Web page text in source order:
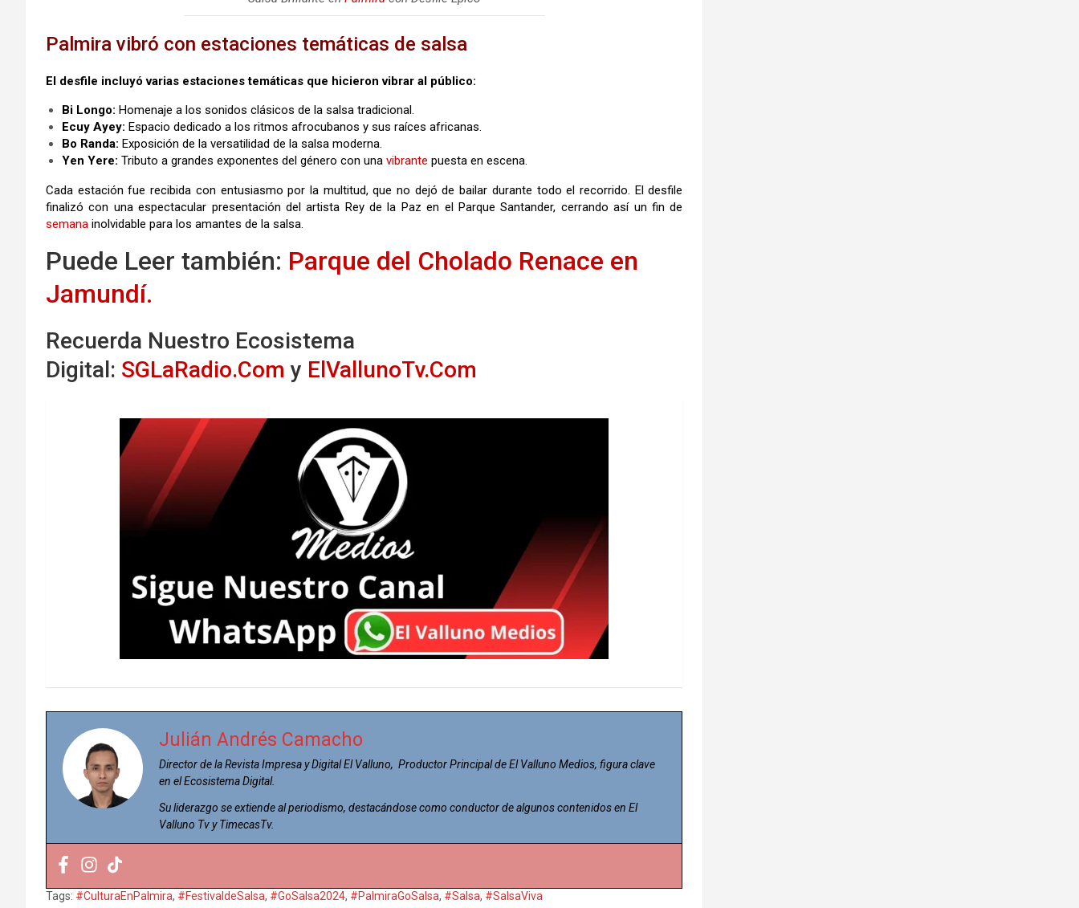
Palmira vibró con estaciones temáticas de salsa
El desfile incluyó varias estaciones temáticas que hicieron vibrar al público:
Bi Longo: Homenaje a los sonidos clásicos de la salsa tradicional.
Ecuy Ayey: Espacio dedicado a los ritmos afrocubanos y sus raíces africanas.
Bo Randa: Exposición de la versatilidad de la salsa moderna.
Yen Yere: Tributo a grandes exponentes del género con una vibrante puesta en escena.
Cada estación fue recibida con entusiasmo por la multitud, que no dejó de bailar durante todo el recorrido. El desfile
finalizó con una espectacular presentación del artista Rey de la Paz en el Parque Santander, cerrando así un fin de
semana inolvidable para los amantes de la salsa.
Puede Leer también: Parque del Cholado Renace en
Jamundí.
Recuerda Nuestro Ecosistema
Digital: SGLaRadio.Com y ElVallunoTv.Com
Julián Andrés Camacho
Director de la Revista Impresa y Digital El Valluno, Productor Principal de El Valluno Medios, figura clave
en el Ecosistema Digital.
Su liderazgo se extiende al periodismo, destacándose como conductor de algunos contenidos en El
Valluno Tv y TimecasTv.
Tags: #CulturaEnPalmira, #FestivaldeSalsa, #GoSalsa2024, #PalmiraGoSalsa, #Salsa, #SalsaViva